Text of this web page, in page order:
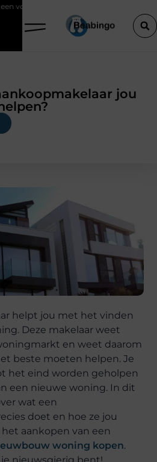
inschakelen vóór je verbouwt
jou
helpt jou met het vinden
Deze makelaar weet
en weet daarom
beste moeten helpen. Je
het eind worden geholpen
een nieuwe woning. In dit
wat een
doet en hoe ze jou
aankopen van een
woning kopen.